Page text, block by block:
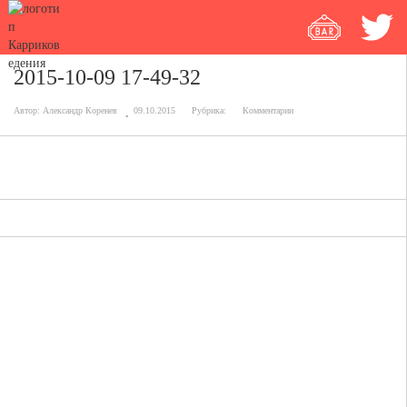
2015-10-09 17-49-32
Автор: Александр Коренев 09.10.2015 Рубрика: Комментарии